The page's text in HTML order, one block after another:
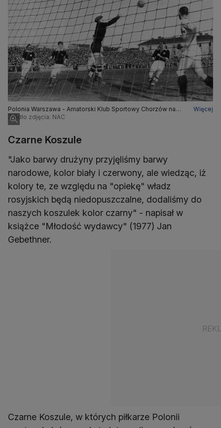
Polonia Warszawa - Amatorski Klub Sportowy Chorzów na
stadionie przy Konwiktorskiej
Więcej
Źródło zdjęcia: NAC
Czarne Koszule
"Jako barwy drużyny przyjęliśmy barwy
narodowe, kolor biały i czerwony, ale wiedząc, iż
kolory te, ze względu na "opiekę" władz
rosyjskich będą niedopuszczalne, dodaliśmy do
naszych koszulek kolor czarny" - napisał w
książce "Młodość wydawcy" (1977) Jan
Gebethner.
Czarne Koszule, w których piłkarze Polonii